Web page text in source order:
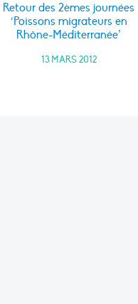
Retour des 2èmes journées
‘Poissons migrateurs en
Rhône-Méditerranée’
13 MARS 2012